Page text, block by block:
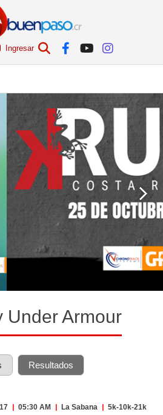
Ingresar
Under Armour
Resultados
| 05:30 AM | La Sabana | 5k-10k-21k